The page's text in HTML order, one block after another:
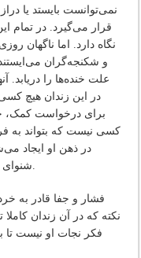
نمی‌توانست بایستد یا
قرار می‌گیرد. در تمام
نگاه دارد. اما ناگهان
و شکنجه‌گران می‌ایستند
علت خنده‌ها را
در این زندان هیچ کسی
برای درخواست کمک،
کسی نیست که بتواند به
در ذهن او ایجاد
شنوای فریادهایش باشد و یا بتواند به او کمک نماید.
فشار و جفا قادر به
نکته که در آن زندان
فکر نجات او نیست تا